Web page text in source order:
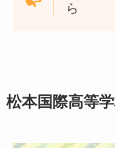
ら
松本国際高等